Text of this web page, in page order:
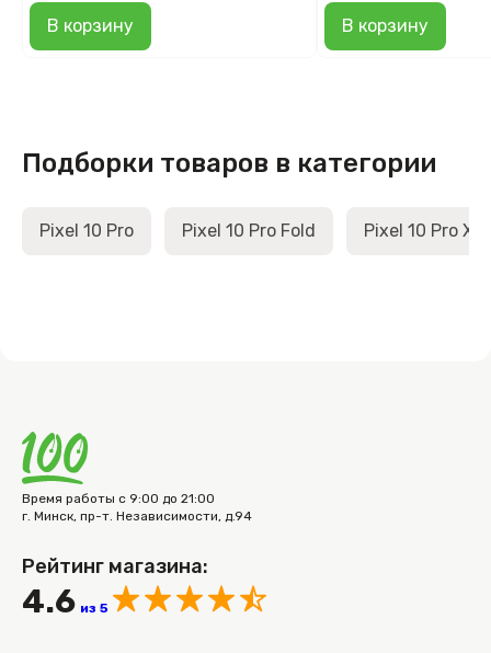
В корзину В корзину
Подборки товаров в категории
Pixel 10 Pro Pixel 10 Pro Fold Pixel 10 Pro XL
Время работы с 9:00 до 21:00
г. Минск, пр-т. Независимости, д.94
Рейтинг магазина:
4.6 из 5